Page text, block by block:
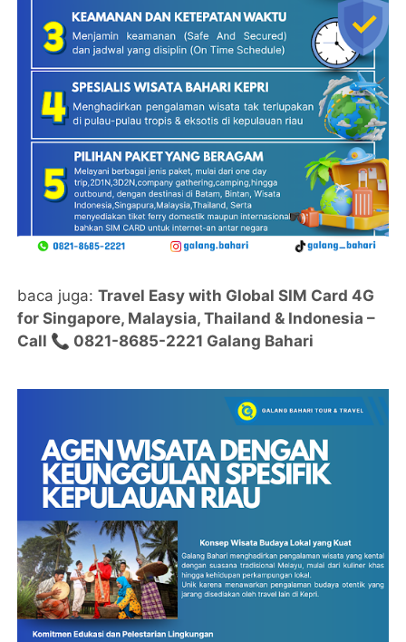
baca juga:Travel Easy with Global SIM Card 4G
for Singapore, Malaysia, Thailand & Indonesia –
Call 📞 0821-8685-2221 Galang Bahari